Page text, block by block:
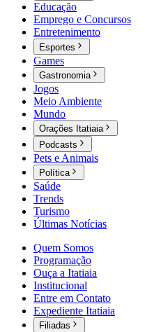
Educação
Emprego e Concursos
Entretenimento
Esportes
Games
Gastronomia
Jogos
Meio Ambiente
Mundo
Orações Itatiaia
Podcasts
Pets e Animais
Política
Saúde
Trends
Turismo
Últimas Notícias
Quem Somos
Programação
Ouça a Itatiaia
Institucional
Entre em Contato
Expediente Itatiaia
Filiadas